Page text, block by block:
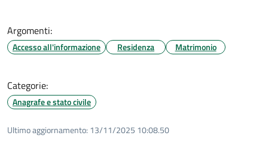
Argomenti:
Accesso all'informazione Residenza Matrimonio
Categorie:
Anagrafe e stato civile
Ultimo aggiornamento: 13/11/2025 10:08.50